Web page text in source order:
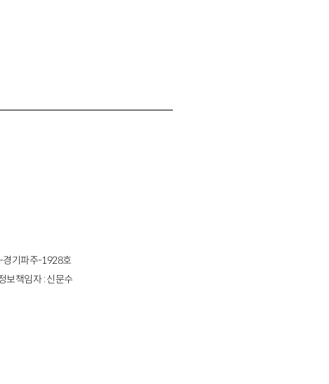
경기파주-1928호
보책임자 : 신문수